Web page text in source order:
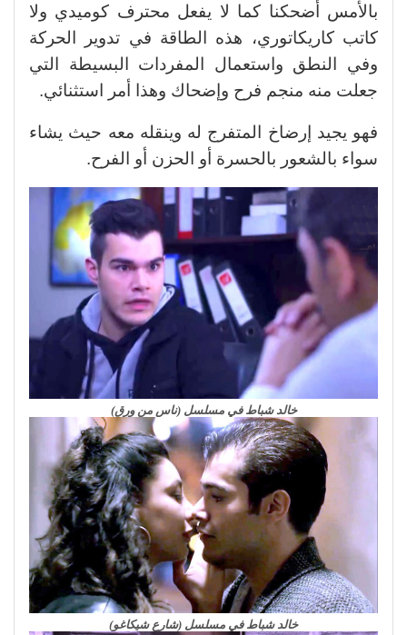
بالأمس أضحكنا كما لا يفعل محترف كوميدي ولا
كاتب كاريكاتوري، هذه الطاقة في تدوير الحركة
وفي النطق واستعمال المفردات البسيطة التي
جعلت منه منجم فرح وإضحاك وهذا أمر استثنائي.
فهو يجيد إرضاخ المتفرج له وينقله معه حيث يشاء
سواء بالشعور بالحسرة أو الحزن أو الفرح.
خالد شباط في مسلسل (ناس من ورق)
خالد شباط في مسلسل (شارع شيكاغو)